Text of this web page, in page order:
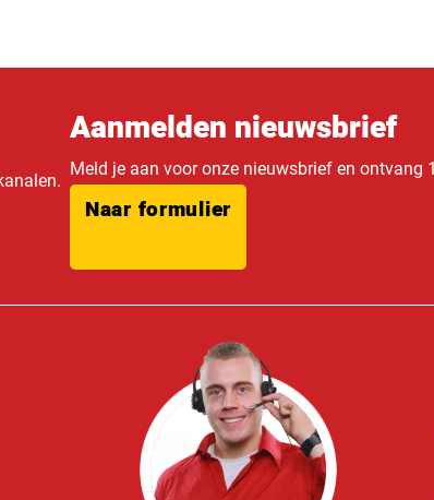
Aanmelden nieuwsbrief
Meld je aan voor onze nieuwsbrief en ontvang
Naar formulier